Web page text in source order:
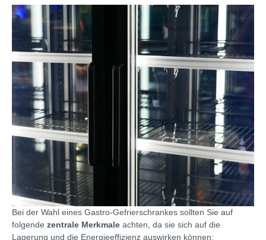
Bei der Wahl eines Gastro-Gefrierschrankes sollten Sie auf
folgende zentrale Merkmale achten, da sie sich auf die
Lagerung und die Energieeffizienz auswirken können: